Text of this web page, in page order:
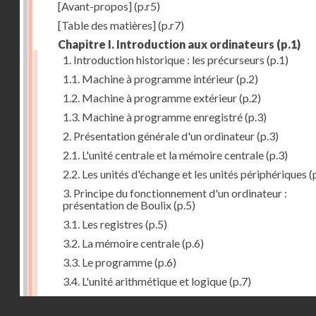
[Avant-propos](p.r5)
[Table des matières](p.r7)
Chapitre I. Introduction aux ordinateurs (p.1)
1. Introduction historique : les précurseurs (p.1)
1.1. Machine à programme intérieur(p.2)
1.2. Machine à programme extérieur(p.2)
1.3. Machine à programme enregistré(p.3)
2. Présentation générale d'un ordinateur(p.3)
2.1. L'unité centrale et la mémoire centrale(p.3)
2.2. Les unités d'échange et les unités périphériques
3. Principe du fonctionnement d'un ordinateur :
présentation de Boulix(p.5)
3.1. Les registres (p.5)
3.2. La mémoire centrale(p.6)
3.3. Le programme(p.6)
3.4. L'unité arithmétique et logique(p.7)
3.5. L'unité de contrôle(p.8)